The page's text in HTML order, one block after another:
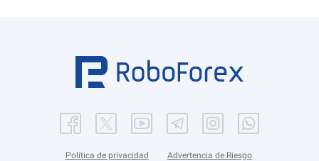
Política de privacidad Advertencia de Riesgo